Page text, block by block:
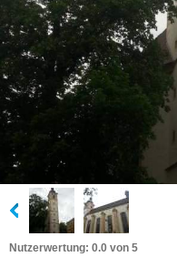
Nutzerwertung: 0.0 von 5